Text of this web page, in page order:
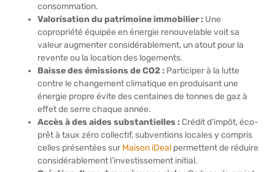
consommation.
Valorisation du patrimoine immobilier : Une
copropriété équipée en énergie renouvelable voit sa
valeur augmenter considérablement, un atout pour la
revente ou la location des logements.
Baisse des émissions de CO2 : Participer à la lutte
contre le changement climatique en produisant une
énergie propre évite des centaines de tonnes de gaz à
effet de serre chaque année.
Accès à des aides substantielles :Crédit d’impôt, éco-
prêt à taux zéro collectif, subventions locales y compris
celles présentées sur Maison iDeal permettent de réduire
considérablement l’investissement initial.